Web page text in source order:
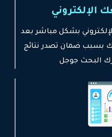
الإلكتروني
بشكل مباشر بعد
بسبب ضمان تصدر نتائج
البحث جوجل